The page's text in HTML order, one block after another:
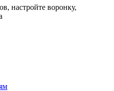
настройте воронку,